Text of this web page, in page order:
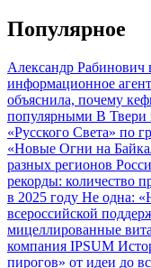
Популярное
Александр Рабинович
информационное
объяснила, почему
популярными В Твери
«Русского Света» по
«Новые Огни на
разных регионов
рекорды: количество
в 2025 году Не одна:
всероссийской
мицеллированные
компания IPSUM
пирогов» от идеи до